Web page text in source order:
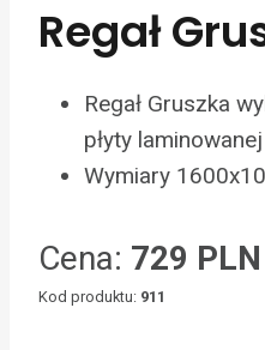
Regał
Regał Gruszka
płyty
Wymiary
Cena: 729 PLN
Kod produktu: 911